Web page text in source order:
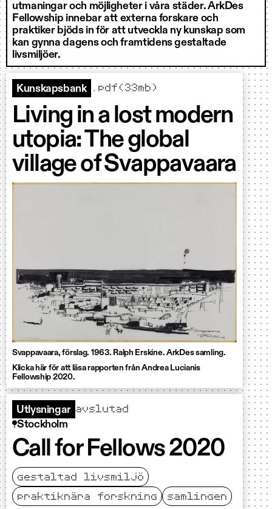
utmaningar och möjligheter i våra städer. ArkDes
Fellowship innebar att externa forskare och
praktiker bjöds in för att utveckla ny kunskap som
kan gynna dagens och framtidens gestaltade
livsmiljöer.
Kunskapsbank .pdf(33mb)
Living in a lost modern
utopia: The global
village of Svappavaara
Svappavaara, förslag. 1963. Ralph Erskine. ArkDes samling.
Klicka här för att läsa rapporten från Andrea Lucianis
Fellowship 2020.
Utlysningar avslutad
Stockholm
Call for Fellows 2020
gestaltad livsmiljö
praktiknära forskning
samlingen